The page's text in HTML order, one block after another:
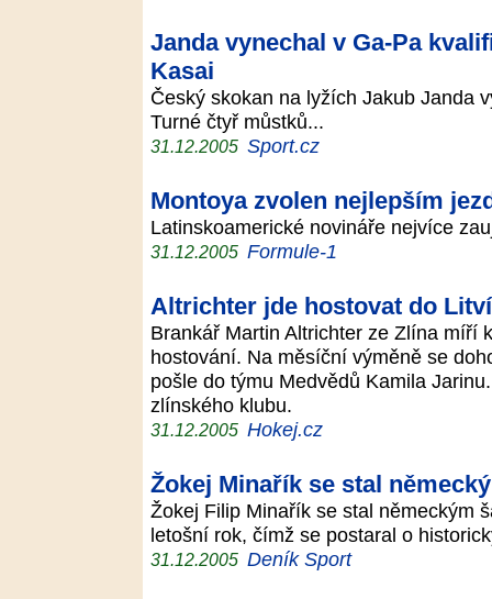
Janda vynechal v Ga-Pa
Kasai
Český skokan na lyžích Jakub Janda
Turné čtyř můstků...
31.12.2005 Sport.cz
Montoya zvolen nejlepším
Latinskoamerické novináře nejvíce
31.12.2005 Formule-1
Altrichter jde hostovat do
Brankář Martin Altrichter ze Zlína míří
hostování. Na měsíční výměně se
pošle do týmu Medvědů Kamila
zlínského klubu.
31.12.2005 Hokej.cz
Žokej Minařík se stal
Žokej Filip Minařík se stal německým
letošní rok, čímž se postaral o
31.12.2005 Deník Sport